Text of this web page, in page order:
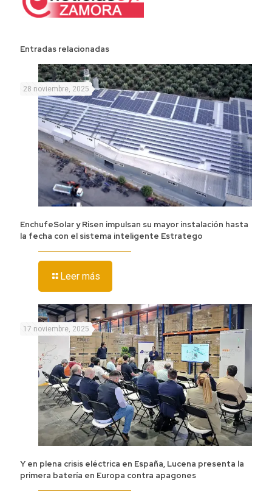
Entradas relacionadas
28 noviembre, 2025
EnchufeSolar y Risen impulsan su mayor instalación hasta
la fecha con el sistema inteligente Estratego
Leer más
17 noviembre, 2025
Y en plena crisis eléctrica en España, Lucena presenta la
primera batería en Europa contra apagones